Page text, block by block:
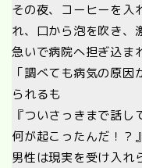
その夜、コーヒーを入
れ、口から泡を吹き、
急いで病院へ担ぎ込ま
「調べても病気の原
られるも
『ついさっきまで話し
何が起こったんだ！？』
男性は現実を受け入れ